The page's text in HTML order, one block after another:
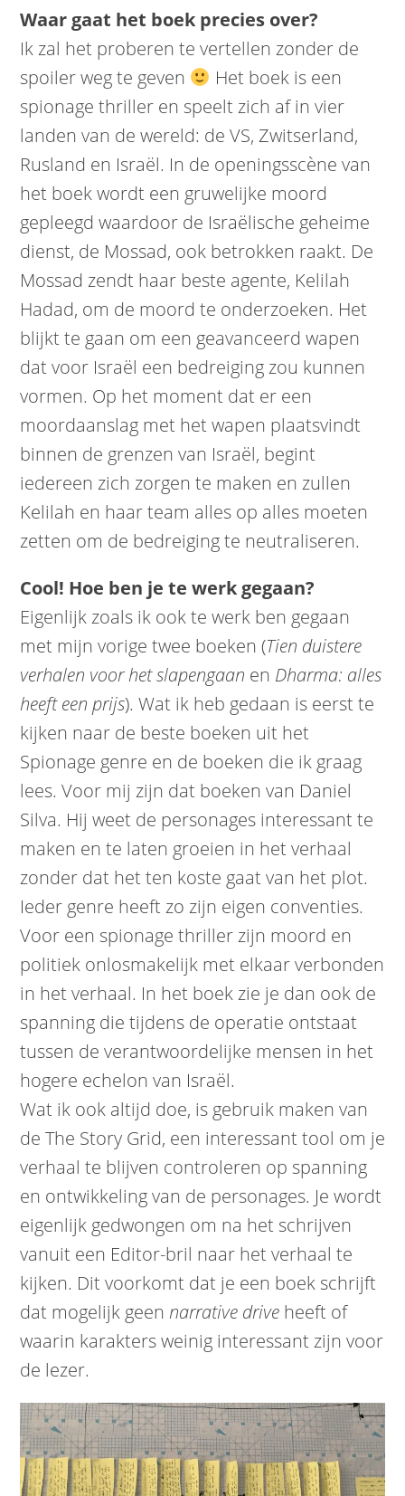
Waar gaat het boek precies over?
Ik zal het proberen te vertellen zonder de
spoiler weg te geven
Het boek is een
spionage thriller en speelt zich af in vier
landen van de wereld: de VS, Zwitserland,
Rusland en Israël. In de openingsscène van
het boek wordt een gruwelijke moord
gepleegd waardoor de Israëlische geheime
dienst, de Mossad, ook betrokken raakt. De
Mossad zendt haar beste agente, Kelilah
Hadad, om de moord te onderzoeken. Het
blijkt te gaan om een geavanceerd wapen
dat voor Israël een bedreiging zou kunnen
vormen. Op het moment dat er een
moordaanslag met het wapen plaatsvindt
binnen de grenzen van Israël, begint
iedereen zich zorgen te maken en zullen
Kelilah en haar team alles op alles moeten
zetten om de bedreiging te neutraliseren.
Cool! Hoe ben je te werk gegaan?
Eigenlijk zoals ik ook te werk ben gegaan
met mijn vorige twee boeken (Tien duistere
verhalen voor het slapengaan en Dharma: alles
heeft een prijs). Wat ik heb gedaan is eerst te
kijken naar de beste boeken uit het
Spionage genre en de boeken die ik graag
lees. Voor mij zijn dat boeken van Daniel
Silva. Hij weet de personages interessant te
maken en te laten groeien in het verhaal
zonder dat het ten koste gaat van het plot.
Ieder genre heeft zo zijn eigen conventies.
Voor een spionage thriller zijn moord en
politiek onlosmakelijk met elkaar verbonden
in het verhaal. In het boek zie je dan ook de
spanning die tijdens de operatie ontstaat
tussen de verantwoordelijke mensen in het
hogere echelon van Israël.
Wat ik ook altijd doe, is gebruik maken van
de The Story Grid, een interessant tool om je
verhaal te blijven controleren op spanning
en ontwikkeling van de personages. Je wordt
eigenlijk gedwongen om na het schrijven
vanuit een Editor-bril naar het verhaal te
kijken. Dit voorkomt dat je een boek schrijft
dat mogelijk geen narrative driveheeft of
waarin karakters weinig interessant zijn voor
de lezer.